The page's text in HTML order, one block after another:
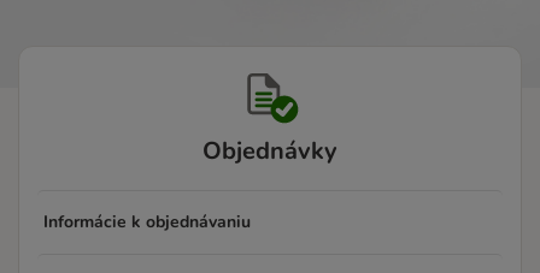
Objednávky
Informácie k objednávaniu